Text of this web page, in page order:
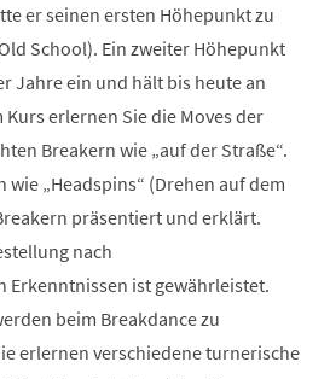
er seinen ersten Höhepunkt zu
School). Ein zweiter Höhepunkt
Jahre ein und hält bis heute an
Kurs erlernen Sie die Moves der
Breakern wie „auf der Straße“.
wie „Headspins“ (Drehen auf dem
präsentiert und erklärt.
nach
Erkenntnissen ist gewährleistet.
beim Breakdance zu
erlernen verschiedene turnerische